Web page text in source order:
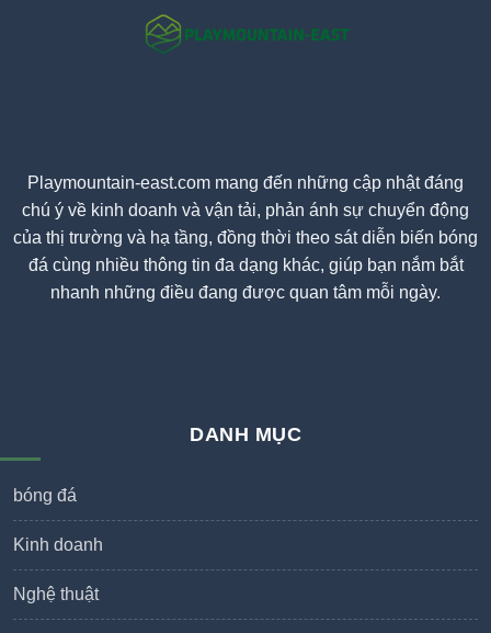
Playmountain-east.com mang đến những cập nhật đáng
chú ý về kinh doanh và vận tải, phản ánh sự chuyển động
của thị trường và hạ tầng, đồng thời theo sát diễn biến bóng
đá cùng nhiều thông tin đa dạng khác, giúp bạn nắm bắt
nhanh những điều đang được quan tâm mỗi ngày.
DANH MỤC
bóng đá
Kinh doanh
Nghệ thuật